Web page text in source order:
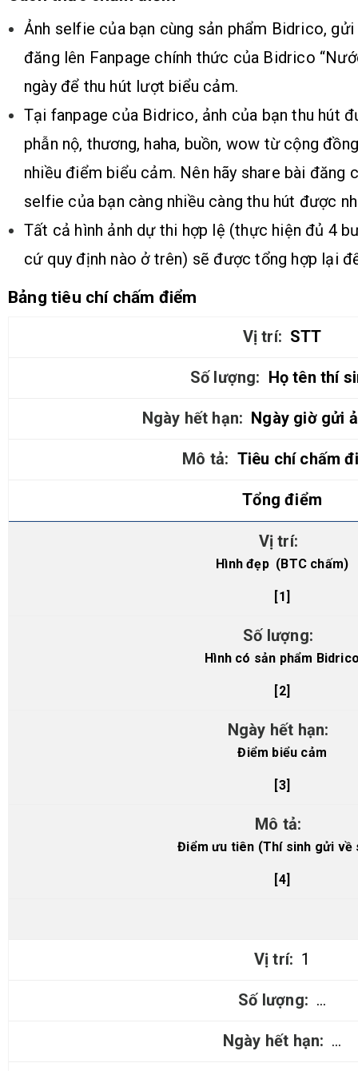
Ảnh selfie của bạn cùng sản phẩm Bidrico,
đăng lên Fanpage chính thức của Bidrico
ngày để thu hút lượt biểu cảm.
Tại fanpage của Bidrico, ảnh của bạn thu hút
phẫn nộ, thương, haha, buồn, wow từ cộng
nhiều điểm biểu cảm. Nên hãy share bài đăng
selfie của bạn càng nhiều càng thu hút được
Tất cả hình ảnh dự thi hợp lệ (thực hiện đủ 4
cứ quy định nào ở trên) sẽ được tổng hợp lại
Bảng tiêu chí chấm điểm
STT
Họ tên thí
Ngày giờ gửi
Tiêu chí chấm
Tổng điểm
Hình đẹp (BTC chấm)
[1]
Hình có sản phẩm
[2]
Điểm biểu cảm
[3]
Điểm ưu tiên (Thí sinh gửi về
[4]
1
…
…